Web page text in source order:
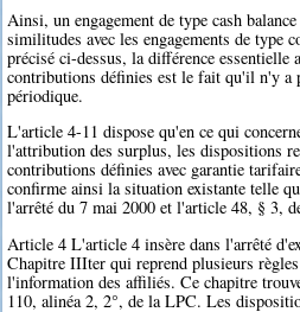
Ainsi, un engagement de type cash
similitudes avec les engagements de type
précisé ci-dessus, la différence essentielle
contributions définies est le fait qu'il n'y a
périodique.
L'article 4-11 dispose qu'en ce qui
l'attribution des surplus, les dispositions
contributions définies avec garantie
confirme ainsi la situation existante telle
l'arrêté du 7 mai 2000 et l'article 48, § 3,
Article 4 L'article 4 insère dans l'arrêté
Chapitre IIIter qui reprend plusieurs
l'information des affiliés. Ce chapitre
110, alinéa 2, 2°, de la LPC. Les